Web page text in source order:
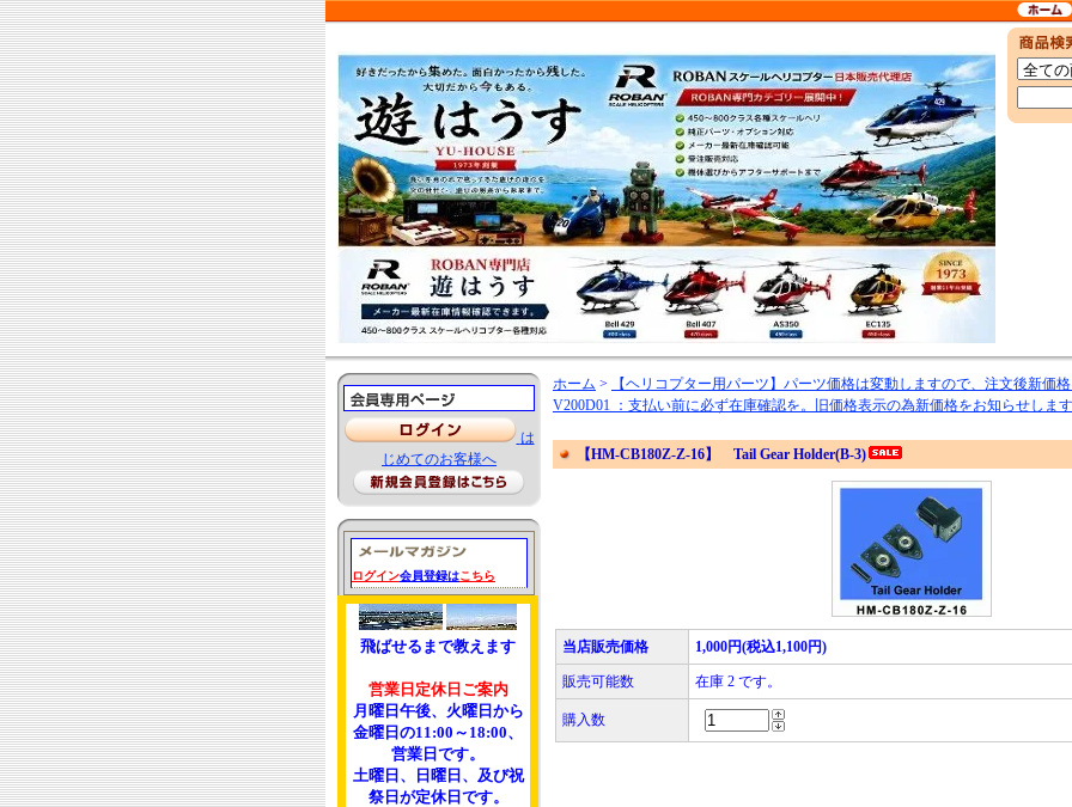
は
じめてのお客様へ
ログイン会員登録はこちら
飛ばせるまで教えます
営業日定休日ご案内
月曜日午後、火曜日から
金曜日の11:00～18:00、
営業日です。
土曜日、日曜日、及び祝
祭日が定休日です。
ホーム > 【ヘリコプター用パーツ】パーツ価格は変動しますので、注文後新価格
V200D01 ：支払い前に必ず在庫確認を。旧価格表示の為新価格をお知らせします
【HM-CB180Z-Z-16】 Tail Gear Holder(B-3)
当店販売価格 1,000円(税込1,100円)
販売可能数 在庫 2 です。
購入数